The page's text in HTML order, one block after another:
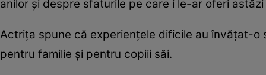
anilor și despre sfaturile pe care i le-ar oferi
Actrița spune că experiențele dificile au învățat-o
pentru familie și pentru copiii săi.